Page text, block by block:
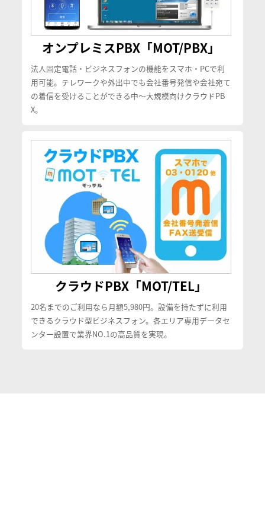
オンプレミスPBX「MOT/PBX」
法人固定電話・ビジネスフォンの機能をスマホ・PCで利
用可能。テレワークや外出中でも会社番号発信や会社宛て
の着信を受けることができる中〜大規模向けクラウドPB
X。
クラウドPBX「MOT/TEL」
20名までのご利用なら月額5,980円。設備を持たずに利用
できるクラウド型ビジネスフォン。各エリア専用データセ
ンター設置で業界NO.1の高品質を実現。